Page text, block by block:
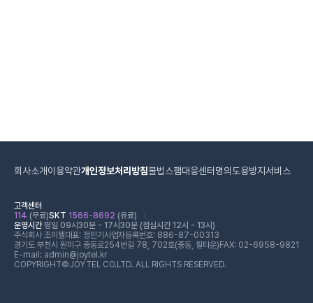
회사소개이용약관개인정보처리방침불법스팸대응센터 명의도용방지서비스
고객센터
114 (무료)SKT 1566-8692 (유료)
운영시간평일 09시30분 - 17시30분 (점심시간 12시 - 13시)
주식회사 조이텔대표: 정민기 사업자등록번호: 886-87-00313
경기도 부천시 원미구 중동로254번길 78, 702호(중동, 필타운) FAX: 02-6958-9821
E-mail: admin@joytel.kr
COPYRIGHT©JOYTEL CO.LTD. ALL RIGHTS RESERVED.